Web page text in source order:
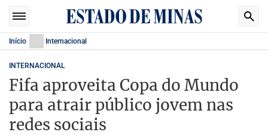
Início Internacional
INTERNACIONAL
Fifa aproveita Copa do Mundo
para atrair público jovem nas
redes sociais